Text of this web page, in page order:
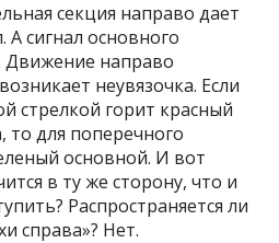
секция направо дает
сигнал основного
Движение направо
неувязочка. Если
стрелкой горит красный
то для поперечного
основной. И вот
в ту же сторону, что и
Распространяется ли
справа»? Нет.